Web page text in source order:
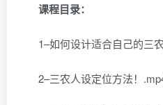
课程目录：
1–如何设计适合自己的三
2–三农人设定位方法！